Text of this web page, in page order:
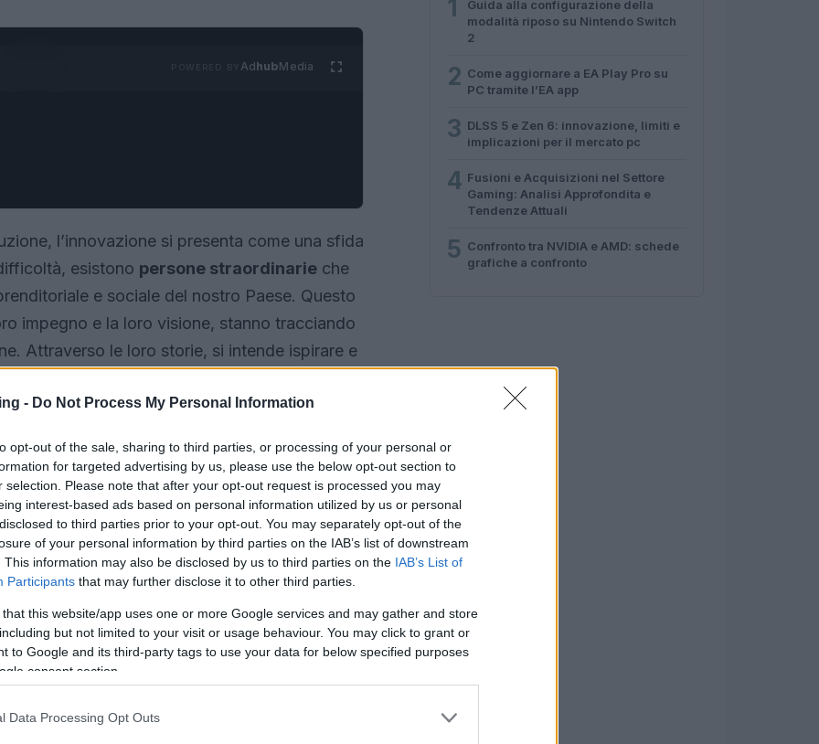
- Do Not Process My Personal Information
opt-out of the sale, sharing to third parties, or processing of your personal or
for targeted advertising by us, please use the below opt-out section to
selection. Please note that after your opt-out request is processed you may
interest-based ads based on personal information utilized by us or personal
to third parties prior to your opt-out. You may separately opt-out of the
of your personal information by third parties on the IAB’s list of downstream
This information may also be disclosed by us to third parties on the IAB’s List of
Participants that may further disclose it to other third parties.
that this website/app uses one or more Google services and may gather and store
but not limited to your visit or usage behaviour. You may click to grant or
to Google and its third-party tags to use your data for below specified purposes
consent section.
Data Processing Opt Outs
AdhubMedia
l’innovazione si presenta come una sfida
esistono persone straordinarie che
e sociale del nostro Paese. Questo
impegno e la loro visione, stanno tracciando
Attraverso le loro storie, si intende ispirare e
determinazione per il futuro.
1
Guida alla configurazione della
modalità riposo su Nintendo Switch
2
2 Come aggiornare a EA Play Pro su
PC tramite l’EA app
3 DLSS 5 e Zen 6: innovazione, limiti e
implicazioni per il mercato pc
4 Fusioni e Acquisizioni nel Settore
Gaming: Analisi Approfondita e
Tendenze Attuali
5 Confronto tra NVIDIA e AMD: schede
grafiche a confronto